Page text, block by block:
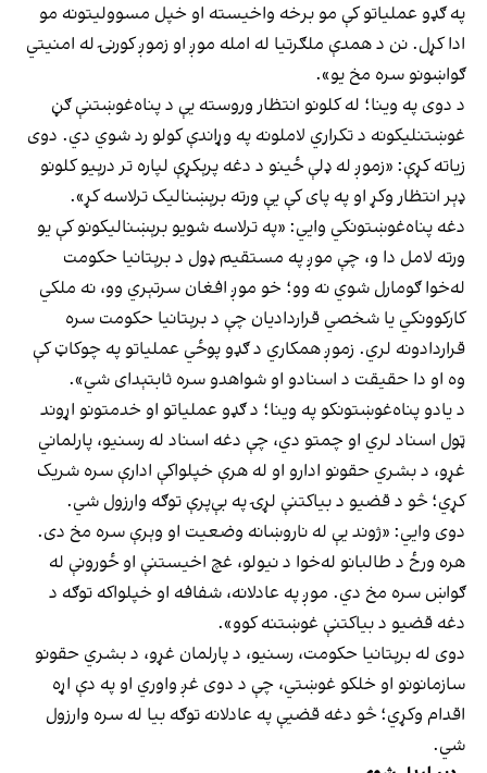
په ګډو عملیاتو کې مو برخه واخیسته او خپل مسوولیتونه مو
ادا کړل. نن د همدې ملګرتیا له امله موږ او زموږ کورنۍ له امنیتي
ګواښونو سره مخ یو».
د دوی په وینا؛ له کلونو انتظار وروسته یې د پناه‌غوښتنې ګڼ
غوښتنلیکونه د تکراري لاملونه په وړاندې کولو رد شوي دي. دوی
زیاته کړې: «زموږ له ډلې ځینو د دغه پرېکړې لپاره تر درېیو کلونو
ډېر انتظار وکړ او په پای کې یې ورته برېښنالیک ترلاسه کړ».
دغه پناه‌غوښتونکي وایي: «په ترلاسه شویو برېښنالیکونو کې یو
ورته لامل دا و، چې موږ په مستقیم ډول د برېتانیا حکومت
له‌خوا ګومارل شوي نه وو؛ خو موږ افغان سرتېري وو، نه ملکي
کارکوونکي یا شخصي قراردادیان چې د برېتانیا حکومت سره
قراردادونه لري. زموږ همکاري د ګډو پوځي عملیاتو په چوکاټ کې
وه او دا حقیقت د اسنادو او شواهدو سره ثابتېدای شي».
د یادو پناه‌غوښتونکو په وینا؛ د ګډو عملیاتو او خدمتونو اړوند
ټول اسناد لري او چمتو دي، چې دغه اسناد له رسنیو، پارلماني
غړو، د بشري حقونو ادارو او له هرې خپلواکې ادارې سره شریک
کړي؛ څو د قضیو د بیاکتنې لړۍ په بې‌پرې توګه وارزول شي.
دوی وایي: «ژوند یې له ناروښانه وضعیت او وېرې سره مخ دی.
هره ورځ د طالبانو له‌خوا د نیولو، غچ اخیستنې او ځورونې له
ګواښ سره مخ دي. موږ په عادلانه، شفافه او خپلواکه توګه د
دغه قضیو د بیاکتنې غوښتنه کوو».
دوی له برېتانیا حکومت، رسنیو، د پارلمان غړو، د بشري حقونو
سازمانونو او خلکو غوښتي، چې د دوی غږ واوري او په دې اړه
اقدام وکړي؛ څو دغه قضیې په عادلانه توګه بیا له سره وارزول
شي.